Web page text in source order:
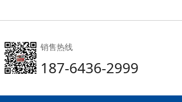
销售热线
187-6436-2999